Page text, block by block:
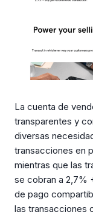
La cuenta de
transparentes y
diversas
transacciones en
mientras que las
se cobran a 2,7%
de pago
las transacciones